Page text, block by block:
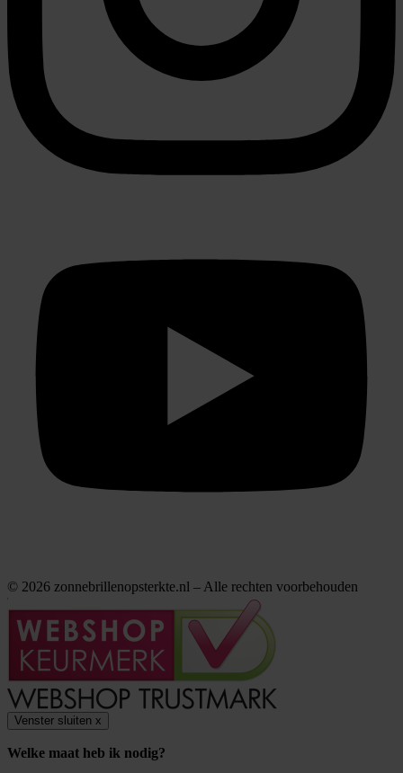
© 2026 zonnebrillenopsterkte.nl – Alle rechten voorbehouden
Venster sluiten x
Welke maat heb ik nodig?